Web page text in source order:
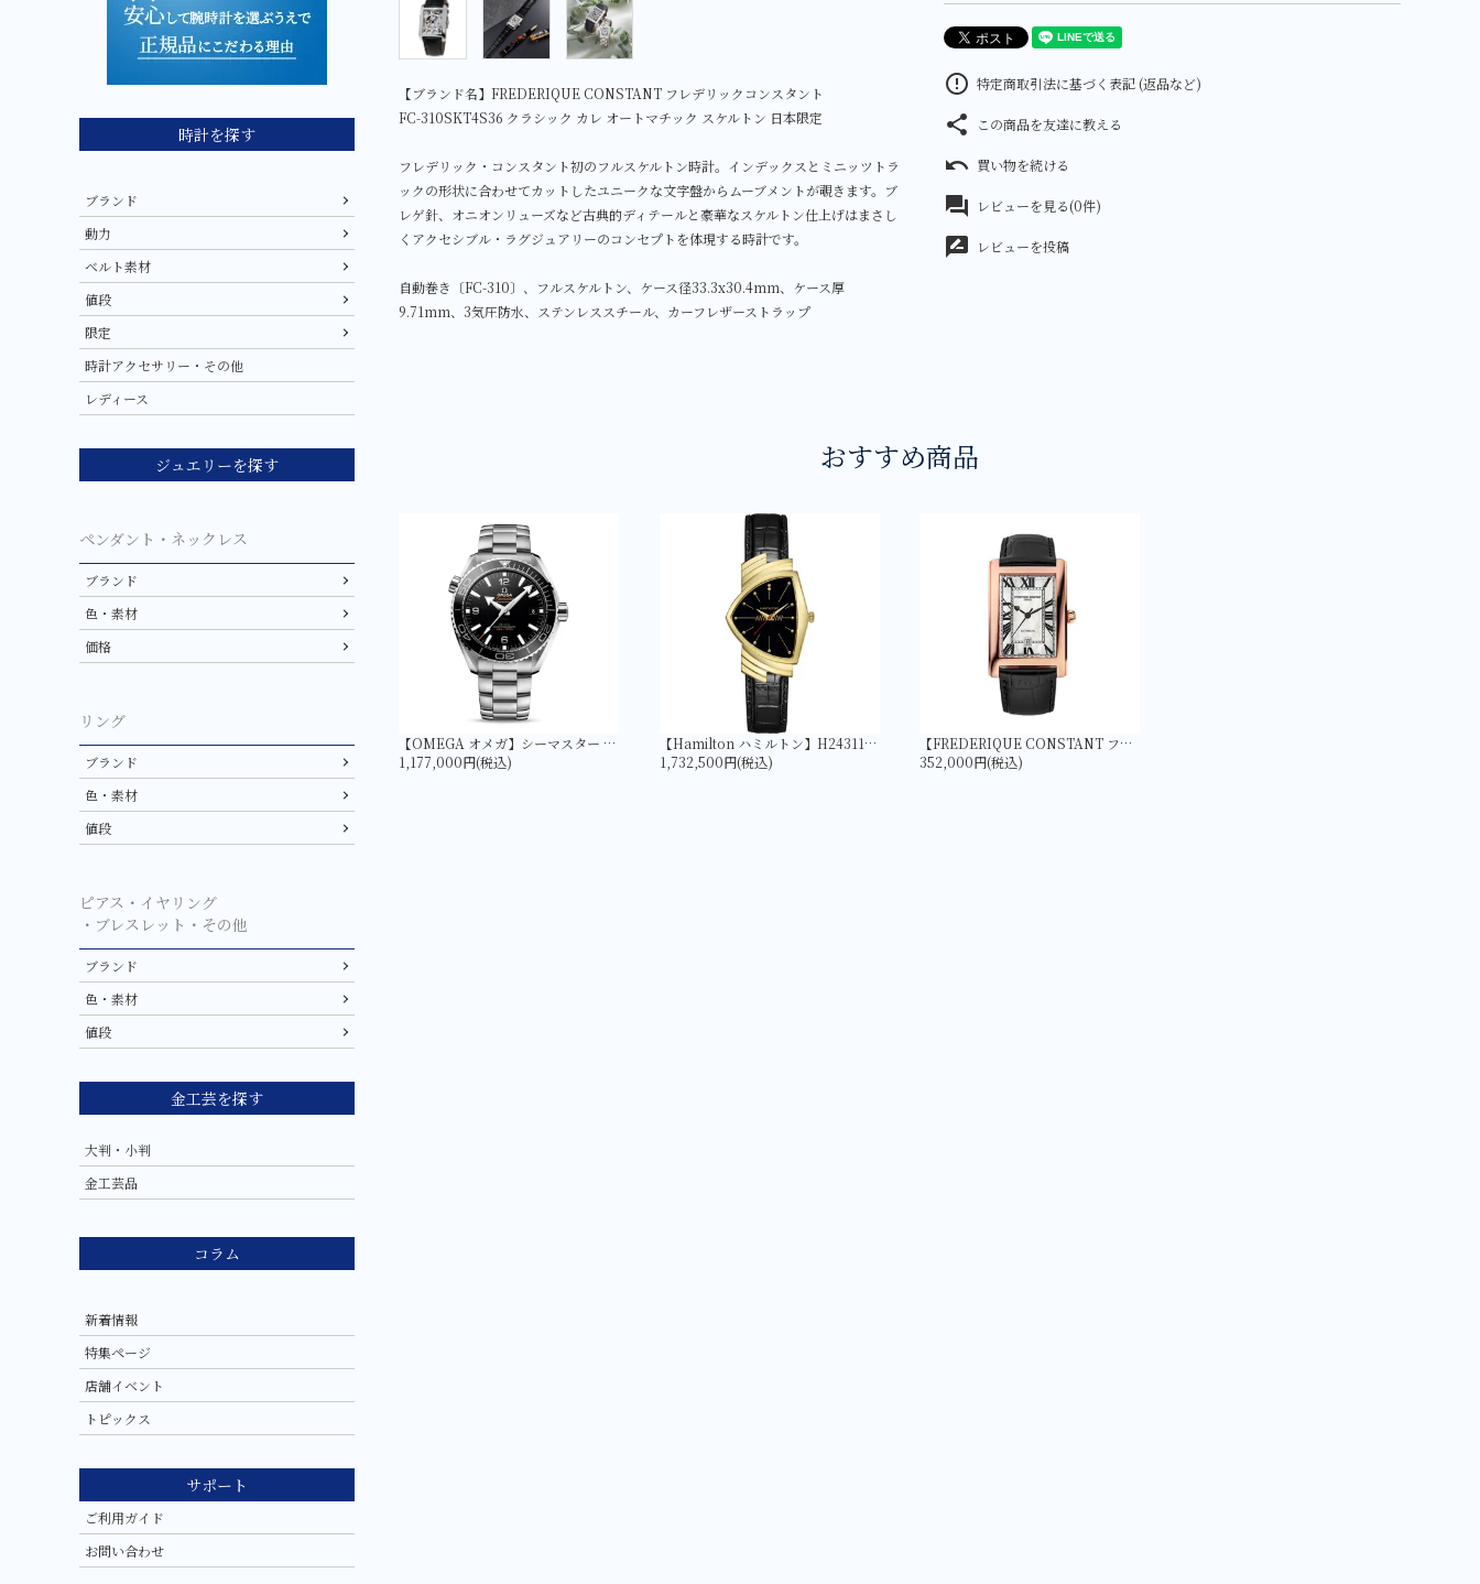
【ブランド名】FREDERIQUE CONSTANT フレデリックコンスタント
FC-310SKT4S36 クラシック カレ オートマチック スケルトン 日本限定
フレデリック・コンスタント初のフルスケルトン時計。インデックスとミニッツトラ
ックの形状に合わせてカットしたユニークな文字盤からムーブメントが覗きます。ブ
レゲ針、オニオンリューズなど古典的ディテールと豪華なスケルトン仕上げはまさし
くアクセシブル・ラグジュアリーのコンセプトを体現する時計です。
自動巻き〔FC-310〕、フルスケルトン、ケース径33.3x30.4mm、ケース厚
9.71mm、3気圧防水、ステンレススチール、カーフレザーストラップ
error_outline 特定商取引法に基づく表記 (返品など)
share この商品を友達に教える
undo 買い物を続ける
forum レビューを見る(0件)
rate_review レビューを投稿
おすすめ商品
【OMEGA オメガ】シーマスター PLANET OCEAN 600M コーアクシャル マスター クロノメーター 43.5MM 215.30.44.21.01.001
1,177,000円(税込)
【Hamilton ハミルトン】H24311730 ベンチュラ Quartz Gold | LIMITED EDITION
1,732,500円(税込)
【FREDERIQUE CONSTANT フレデリック・コンスタント】FC-303MPW4C4 クラシック カレ オートマチック 日本限定
352,000円(税込)
時計を探す
ブランド
動力
ベルト素材
値段
限定
時計アクセサリー・その他
レディース
ジュエリーを探す
ペンダント・ネックレス
ブランド
色・素材
価格
リング
ブランド
色・素材
値段
ピアス・イヤリング
・ブレスレット・その他
ブランド
色・素材
値段
金工芸を探す
大判・小判
金工芸品
コラム
新着情報
特集ページ
店舗イベント
トピックス
サポート
ご利用ガイド
お問い合わせ